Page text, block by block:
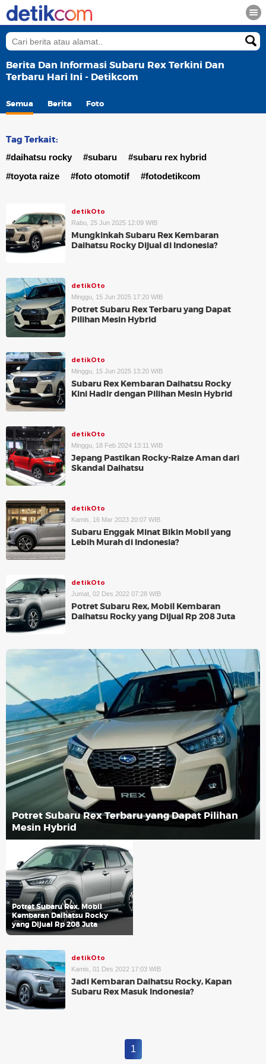
Berita Dan Informasi Subaru Rex Terkini Dan
Terbaru Hari Ini - Detikcom
Semua Berita Foto
Tag Terkait:
#daihatsu rocky #subaru
#subaru rex hybrid
#toyota raize
#foto otomotif #fotodetikcom
detikOto
Rabu, 25 Jun 2025 12:09 WIB
Mungkinkah Subaru Rex Kembaran
Daihatsu Rocky Dijual di Indonesia?
detikOto
Minggu, 15 Jun 2025 17:20 WIB
Potret Subaru Rex Terbaru yang Dapat
Pilihan Mesin Hybrid
detikOto
Minggu, 15 Jun 2025 13:20 WIB
Subaru Rex Kembaran Daihatsu Rocky
Kini Hadir dengan Pilihan Mesin Hybrid
detikOto
Minggu, 18 Feb 2024 13:11 WIB
Jepang Pastikan Rocky-Raize Aman dari
Skandal Daihatsu
detikOto
Kamis, 16 Mar 2023 20:07 WIB
Subaru Enggak Minat Bikin Mobil yang
Lebih Murah di Indonesia?
detikOto
Jumat, 02 Des 2022 07:28 WIB
Potret Subaru Rex, Mobil Kembaran
Daihatsu Rocky yang Dijual Rp 208 Juta
Potret Subaru Rex Terbaru yang Dapat Pilihan
Mesin Hybrid
Potret Subaru Rex, Mobil
Kembaran Daihatsu Rocky
yang Dijual Rp 208 Juta
detikOto
Kamis, 01 Des 2022 17:03 WIB
Jadi Kembaran Daihatsu Rocky, Kapan
Subaru Rex Masuk Indonesia?
1